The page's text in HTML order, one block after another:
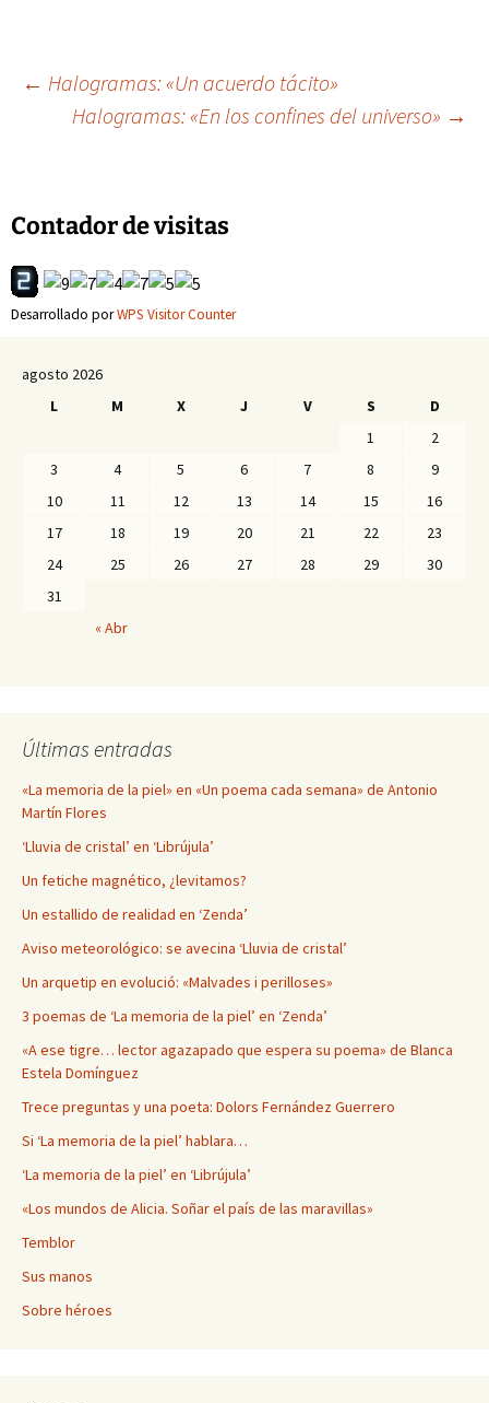
Navegación
entradas
← Halogramas: «Un acuerdo tácito»
Halogramas: «En los confines del universo» →
Contador de visitas
Desarrollado porWPS Visitor Counter
agosto 2026
L
M X J V S
D
1
2
3
4 5 6 7 8
9
10
11 12 13 14 15
16
17
18 19 20 21 22
23
24
25 26 27 28 29
30
31
« Abr
Últimas entradas
«La memoria de la piel» en «Un poema cada semana» de Antonio
Martín Flores
‘Lluvia de cristal’ en ‘Librújula’
Un fetiche magnético, ¿levitamos?
Un estallido de realidad en ‘Zenda’
Aviso meteorológico: se avecina ‘Lluvia de cristal’
Un arquetip en evolució: «Malvades i perilloses»
3 poemas de ‘La memoria de la piel’ en ‘Zenda’
«A ese tigre… lector agazapado que espera su poema» de Blanca
Estela Domínguez
Trece preguntas y una poeta: Dolors Fernández Guerrero
Si ‘La memoria de la piel’ hablara…
‘La memoria de la piel’ en ‘Librújula’
«Los mundos de Alicia. Soñar el país de las maravillas»
Temblor
Sus manos
Sobre héroes